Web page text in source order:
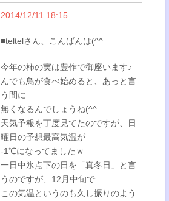
2014/12/11 18:15
■teltelさん、こんばんは(^^
今年の柿の実は豊作で御座います♪
んでも鳥が食べ始めると、あっと言
う間に
無くなるんでしょうね(^^
天気予報を丁度見てたのですが、日
曜日の予想最高気温が
-1℃になってましたｗ
一日中氷点下の日を「真冬日」と言
うのですが、12月中旬で
この気温というのも久し振りのよう